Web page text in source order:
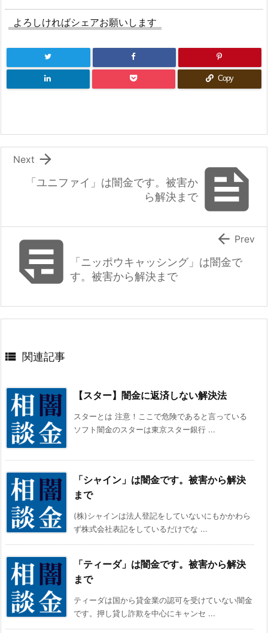
o
o
k
よろしければシェアお願いします
Copy

「ユニファイ」は闇金です。被害か
ら解決まで

Next
 「ニッポウキャッシング」は闇金で
す。被害から解決まで
 Prev
 関連記事
【スター】闇金に返済しない解決法
スターとは 注意！ここで危険であると言っている
ソフト闇金のスターは東京スター銀行 ...
「シャイン」は闇金です。被害から解決
まで
(株)シャインは法人登記をしていないにもかかわら
ず株式会社表記をしているだけでな ...
「ティーダ」は闇金です。被害から解決
まで
ティーダは国から貸金業の認可を受けていない闇金
です。押し貸し詐欺を中心にキャンセ ...